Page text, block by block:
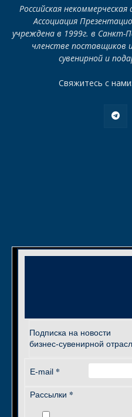
Российская
Ассоциация
учреждена в 1999г. в Санкт-
членстве поставщиков
сувенирной и
Свяжитесь с нами:
Подписка на новости
бизнес-сувенирной
E-mail *
Рассылки *